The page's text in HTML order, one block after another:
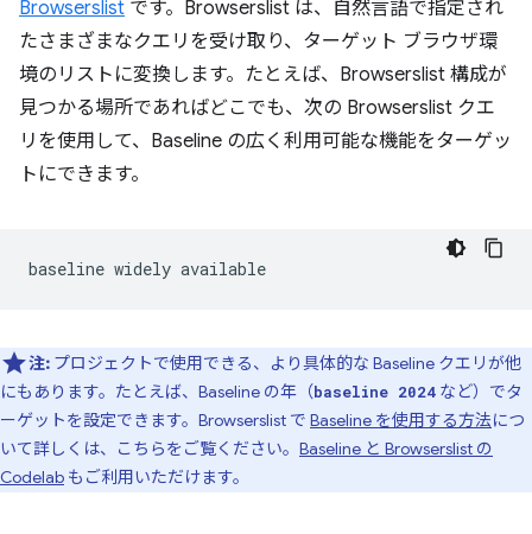
Browserslist です。Browserslist は、自然言語で指定され
たさまざまなクエリを受け取り、ターゲット ブラウザ環
境のリストに変換します。たとえば、Browserslist 構成が
見つかる場所であればどこでも、次の Browserslist クエ
リを使用して、Baseline の広く利用可能な機能をターゲッ
トにできます。
注: プロジェクトで使用できる、より具体的な Baseline クエリが他
にもあります。たとえば、Baseline の年（baseline 2024 など）でタ
ーゲットを設定できます。Browserslist で Baseline を使用する方法につ
いて詳しくは、こちらをご覧ください。 Baseline と Browserslist の
Codelab もご利用いただけます。